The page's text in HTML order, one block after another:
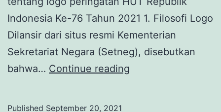
Indonesia Ke-76 Tahun 2021 1. Filosofi Logo
Dilansir dari situs resmi Kementerian
Sekretariat Negara (Setneg), disebutkan
bahwa… Continue reading
Published September 20, 2021